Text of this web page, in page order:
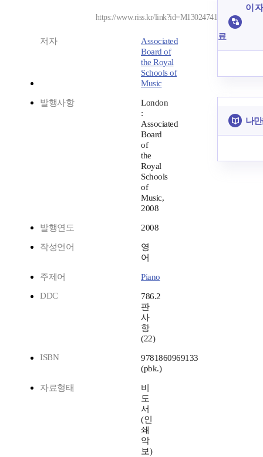
https://www.riss.kr/link?id=M13024741
저자
Associated
Board of
the Royal
Schools of
Music
발행사항
London
:
Associated
Board
of
the
Royal
Schools
of
Music,
2008
발행연도 2008
작성언어
영
어
주제어
Piano
DDC
786.2
판
사
항
(22)
ISBN
9781860969133
(pbk.)
자료형태
비
도
서
(인
쇄
악
보)
이
료
나